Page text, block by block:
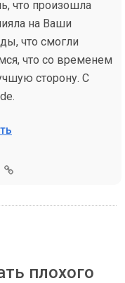
что произошла
на Ваши
что смогли
что со временем
сторону. С
плохого